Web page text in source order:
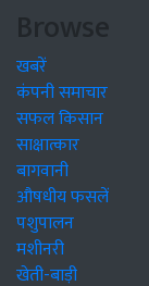
Browse
खबरें
कंपनी समाचार
सफल किसान
साक्षात्कार
बागवानी
औषधीय फसलें
पशुपालन
मशीनरी
खेती-बाड़ी